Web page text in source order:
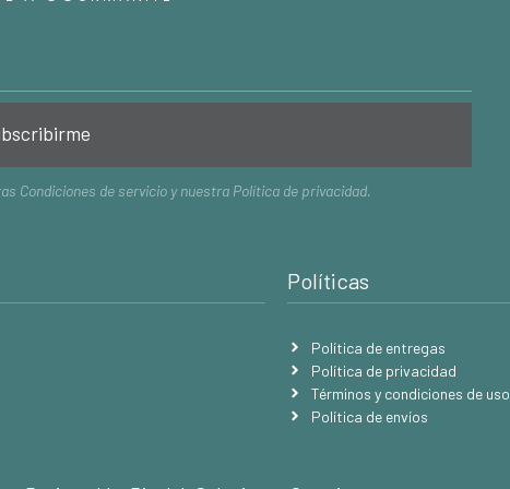
Condiciones de servicio y nuestra Política de privacidad.
Políticas
Política de entregas
Política de privacidad
Términos y condiciones de uso
Política de envíos